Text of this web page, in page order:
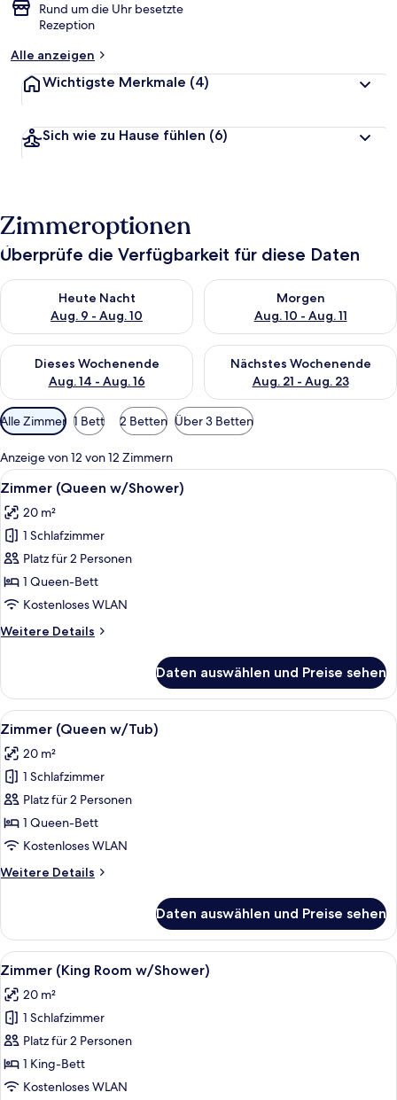
Rund um die Uhr besetzte
Rezeption
Alle anzeigen
Wichtigste Merkmale (4)
Sich wie zu Hause fühlen (6)
Zimmeroptionen
Überprüfe die Verfügbarkeit für diese Daten
Heute Nacht
Aug. 9 - Aug. 10
Überprüfe die Verfügbarkeit für heute Nacht, Aug. 9 - Aug.
Morgen
Aug. 10 - Aug. 11
Überprüfe die Verfügbarkeit
Dieses Wochenende
Aug. 14 - Aug. 16
Überprüfe die Verfügbarkeit für dieses Wochenende, Aug. 14
Nächstes Wochenende
Aug. 21 - Aug. 23
Überprüfe die Verfügbarkeit
Verfügbare
Filter
für
Zimmer
Alle Zimmer 1 Bett 2 Betten Über 3 Betten
Anzeige von 12 von 12 Zimmern
Alle
Fotos
für
Zimmer
(Queen
w/Shower)
anzeigen
Ein Hotelzimmer mit Bett,
2
Zimmer (Queen w/Shower)
20 m²
1 Schlafzimmer
Platz für 2 Personen
1 Queen-Bett
Kostenloses WLAN
Weitere Details
Weitere
(Queen
w/Shower)
Daten auswählen und Preise sehen
Alle
Fotos
für
Zimmer
(Queen
w/Tub)
anzeigen
Ein Hotelzimmer mit Bett,
2
Zimmer (Queen w/Tub)
20 m²
1 Schlafzimmer
Platz für 2 Personen
1 Queen-Bett
Kostenloses WLAN
Weitere Details
Weitere
(Queen
w/Tub)
Daten auswählen und Preise sehen
Alle
Fotos
für
Zimmer
(King
Room
w/Shower)
Ein Hotelzimmer mit einem großen
4
Zimmer (King Room w/Shower)
20 m²
1 Schlafzimmer
Platz für 2 Personen
1 King-Bett
Kostenloses WLAN